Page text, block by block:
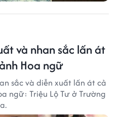
và nhan sắc lấn át
Hoa ngữ
sắc và diễn xuất lấn át cả
ngữ: Triệu Lộ Tư ở Trường